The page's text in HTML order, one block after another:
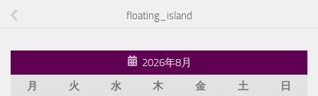
floating_island
2026年8月
月
火 水 木 金 土
日